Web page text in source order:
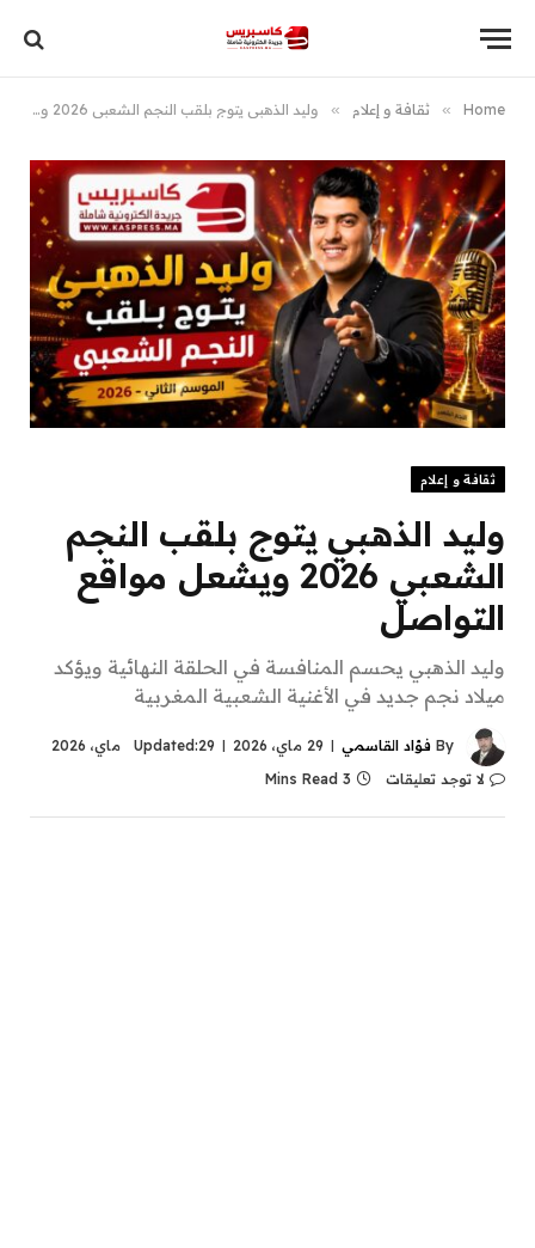
Home
» ثقافة و إعلام » وليد الذهبي يتوج بلقب النجم الشعبي 2026 ويشعل مواقع التواصل
ثقافة و إعلام
وليد الذهبي يتوج بلقب النجم
الشعبي 2026 ويشعل مواقع
التواصل
وليد الذهبي يحسم المنافسة في الحلقة النهائية ويؤكد
ميلاد نجم جديد في الأغنية الشعبية المغربية
By فؤاد القاسمي 29 ماي، 2026 Updated:29 ماي، 2026
لا توجد تعليقات
3 Mins Read